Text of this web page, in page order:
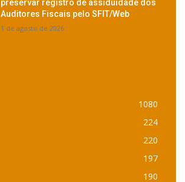
preservar registro de assiduidade dos
Auditores Fiscais pelo SFIT/Web
1 de agosto de 2026
1080
224
220
197
190